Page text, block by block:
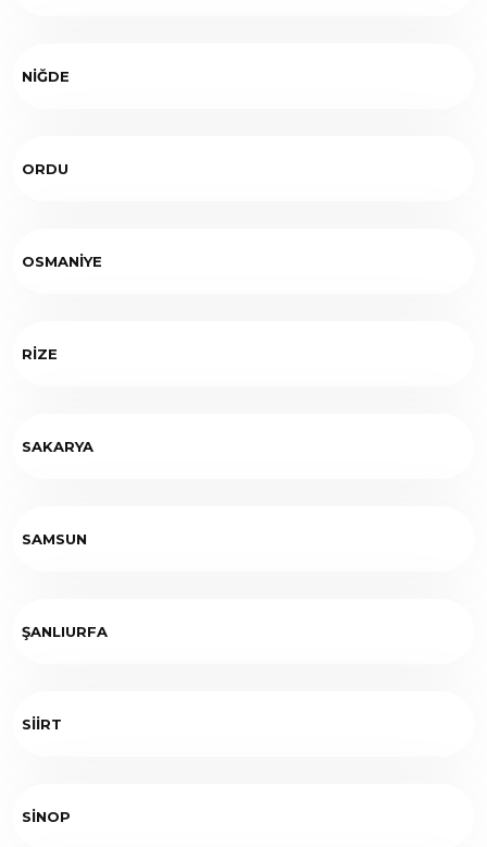
NİĞDE
ORDU
OSMANİYE
RİZE
SAKARYA
SAMSUN
ŞANLIURFA
SİİRT
SİNOP